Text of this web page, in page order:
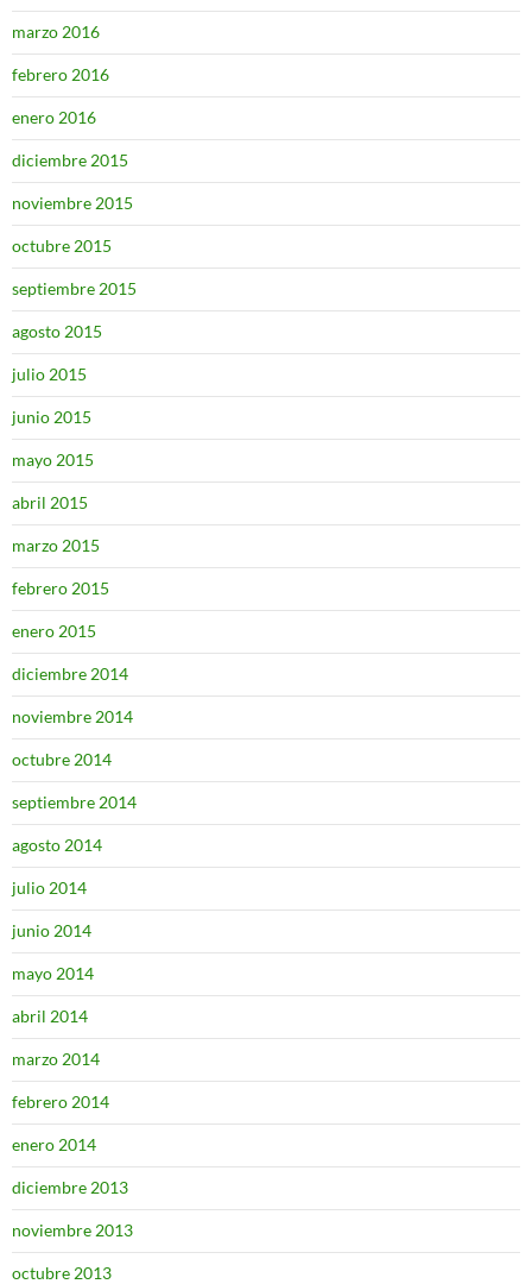
marzo 2016
febrero 2016
enero 2016
diciembre 2015
noviembre 2015
octubre 2015
septiembre 2015
agosto 2015
julio 2015
junio 2015
mayo 2015
abril 2015
marzo 2015
febrero 2015
enero 2015
diciembre 2014
noviembre 2014
octubre 2014
septiembre 2014
agosto 2014
julio 2014
junio 2014
mayo 2014
abril 2014
marzo 2014
febrero 2014
enero 2014
diciembre 2013
noviembre 2013
octubre 2013